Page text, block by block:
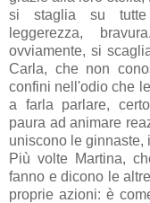
si staglia su tutte
leggerezza,
ovviamente, si
Carla, che non
confini nell'odio che
a farla parlare,
paura ad animare
uniscono le ginnaste,
Più volte Martina,
fanno e dicono le
proprie azioni: è